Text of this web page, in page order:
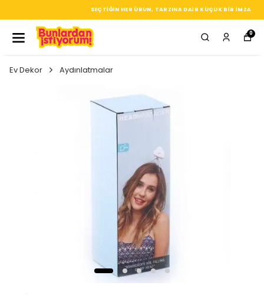
SEÇTIĞIN HER ÜRÜN, TARZINA DAIR KÜÇÜK BIR IMZA
0
Ev Dekor Aydınlatmalar